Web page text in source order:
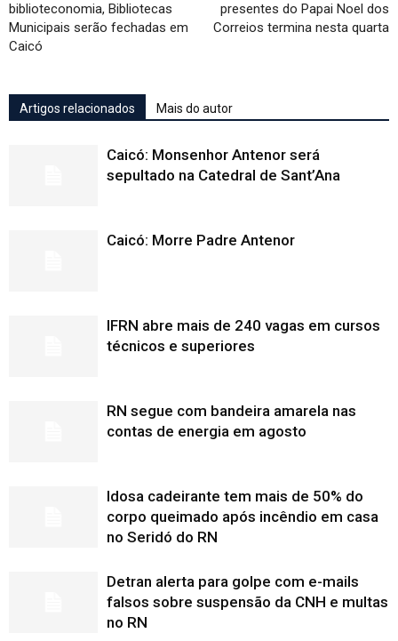
biblioteconomia, Bibliotecas
Municipais serão fechadas em
Caicó
presentes do Papai Noel dos
Correios termina nesta quarta
Artigos relacionados Mais do autor
Caicó: Monsenhor Antenor será
sepultado na Catedral de Sant’Ana
Caicó: Morre Padre Antenor
IFRN abre mais de 240 vagas em cursos
técnicos e superiores
RN segue com bandeira amarela nas
contas de energia em agosto
Idosa cadeirante tem mais de 50% do
corpo queimado após incêndio em casa
no Seridó do RN
Detran alerta para golpe com e-mails
falsos sobre suspensão da CNH e multas
no RN